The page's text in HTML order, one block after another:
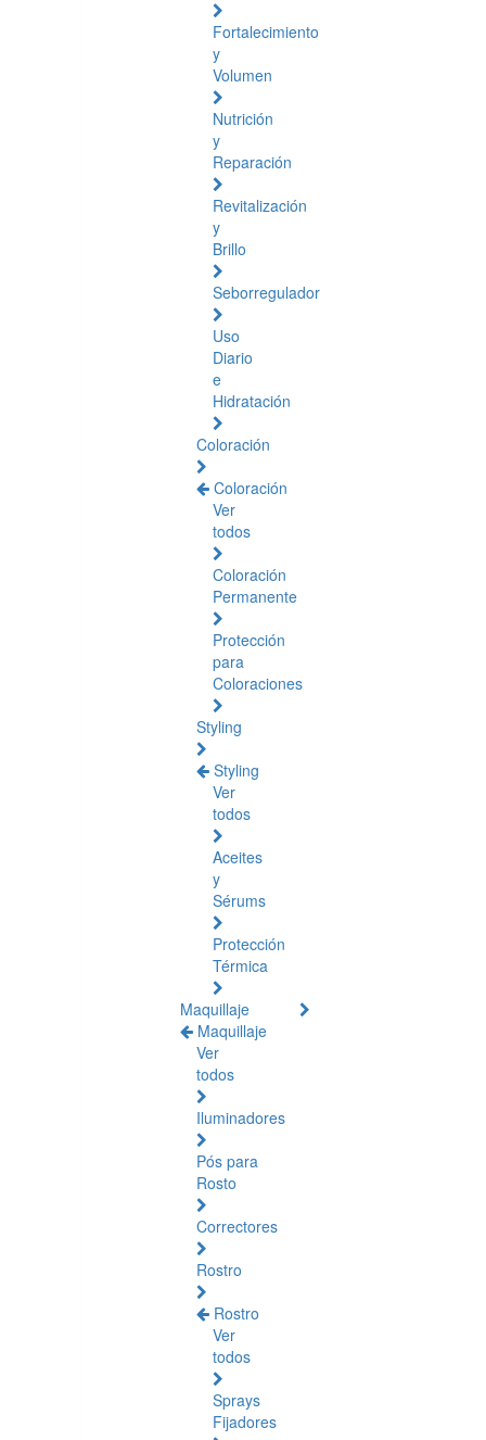
Fortalecimiento
y
Volumen
Nutrición
y
Reparación
Revitalización
y
Brillo
Seborregulador
Uso
Diario
e
Hidratación
Coloración
Coloración
Ver
todos
Coloración
Permanente
Protección
para
Coloraciones
Styling
Styling
Ver
todos
Aceites
y
Sérums
Protección
Térmica
Maquillaje
Maquillaje
Ver
todos
Iluminadores
Pós para
Rosto
Correctores
Rostro
Rostro
Ver
todos
Sprays
Fijadores